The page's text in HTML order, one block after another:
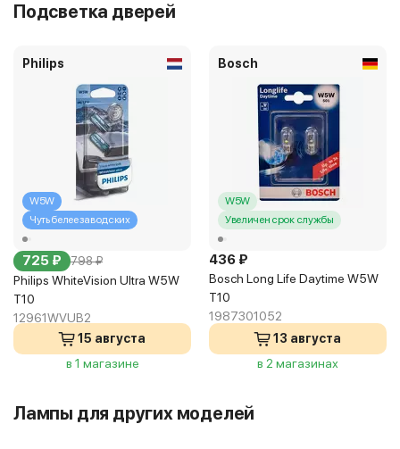
Подсветка дверей
Philips
W5W
Чуть белее заводских
725 ₽ 798 ₽
Philips WhiteVision Ultra W5W
T10
12961WVUB2
15 августа
в 1 магазине
Bosch
W5W
Увеличен срок службы
436 ₽
Bosch Long Life Daytime W5W
T10
1987301052
13 августа
в 2 магазинах
Лампы для других моделей